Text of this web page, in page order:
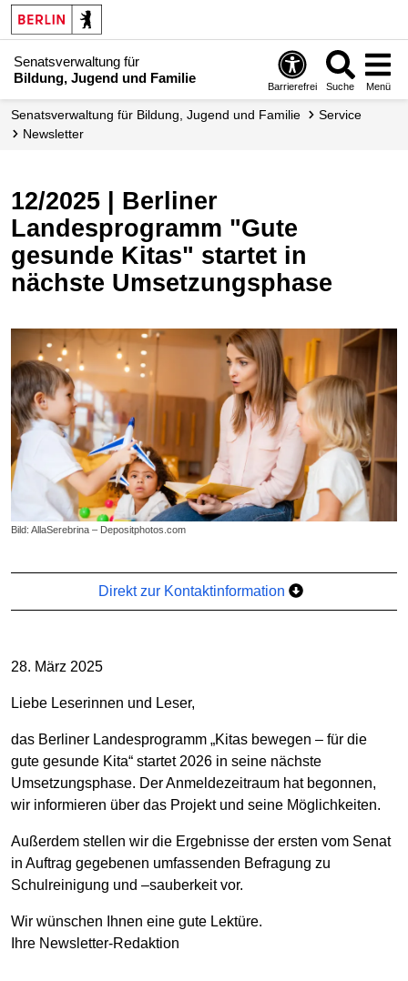
Senatsverwaltung für
Bildung, Jugend und Familie
Barrierefrei Suche Menü
Senats­verwaltung für Bildung, Jugend und Familie
Service
Newsletter
12/2025 | Berliner
Landesprogramm "Gute
gesunde Kitas" startet in
nächste Umsetzungsphase
Bild: AllaSerebrina – Depositphotos.com
Direkt zur Kontaktinformation
28. März 2025
Liebe Leserinnen und Leser,
das Berliner Landesprogramm „Kitas bewegen – für die
gute gesunde Kita“ startet 2026 in seine nächste
Umsetzungsphase. Der Anmeldezeitraum hat begonnen,
wir informieren über das Projekt und seine Möglichkeiten.
Außerdem stellen wir die Ergebnisse der ersten vom Senat
in Auftrag gegebenen umfassenden Befragung zu
Schulreinigung und –sauberkeit vor.
Wir wünschen Ihnen eine gute Lektüre.
Ihre Newsletter-Redaktion